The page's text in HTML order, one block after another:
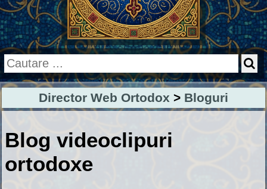
Director Web Ortodox > Bloguri
Blog videoclipuri
ortodoxe